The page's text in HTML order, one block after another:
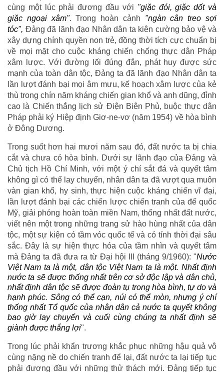
cùng một lúc phải đương đầu với "giặc đói, giặc dốt và
giặc ngoại xâm". Trong hoàn cảnh "ngàn cân treo sợi
tóc", Đảng đã lãnh đạo Nhân dân ta kiên cường bảo vệ và
xây dựng chính quyền non trẻ, đồng thời tích cực chuẩn bị
về mọi mặt cho cuộc kháng chiến chống thực dân Pháp
xâm lược. Với đường lối đúng đắn, phát huy được sức
mạnh của toàn dân tộc, Đảng ta đã lãnh đạo Nhân dân ta
lần lượt đánh bại mọi âm mưu, kế hoạch xâm lược của kẻ
thù trong chín năm kháng chiến gian khổ và anh dũng, đỉnh
cao là Chiến thắng lịch sử Điện Biên Phủ, buộc thực dân
Pháp phải ký Hiệp định Giơ-ne-vơ (năm 1954) về hòa bình
ở Đông Dương.
Trong suốt hơn hai mươi năm sau đó, đất nước ta bị chia
cắt và chưa có hòa bình. Dưới sự lãnh đạo của Đảng và
Chủ tịch Hồ Chí Minh, với một ý chí sắt đá và quyết tâm
không gì có thể lay chuyển, nhân dân ta đã vượt qua muôn
vàn gian khổ, hy sinh, thực hiện cuộc kháng chiến vĩ đại,
lần lượt đánh bại các chiến lược chiến tranh của đế quốc
Mỹ, giải phóng hoàn toàn miền Nam, thống nhất đất nước,
viết nên một trong những trang sử hào hùng nhất của dân
tộc, một sự kiện có tầm vóc quốc tế và có tính thời đại sâu
sắc. Đây là sự hiện thực hóa của tầm nhìn và quyết tâm
mà Đảng ta đã đưa ra từ Đại hội III (tháng 9/1960): "Nước
Việt Nam ta là một, dân tộc Việt Nam ta là một. Nhất định
nước ta sẽ được thống nhất trên cơ sở độc lập và dân chủ,
nhất định dân tộc sẽ được đoàn tụ trong hòa bình, tự do và
hạnh phúc. Sông có thể cạn, núi có thể mòn, nhưng ý chí
thống nhất Tổ quốc của nhân dân cả nước ta quyết không
bao giờ lay chuyển và cuối cùng chúng ta nhất định sẽ
giành được thắng lợi".
Trong lúc phải khẩn trương khắc phục những hậu quả vô
cùng nặng nề do chiến tranh để lại, đất nước ta lại tiếp tục
phải đương đầu với những thử thách mới. Đảng tiếp tục